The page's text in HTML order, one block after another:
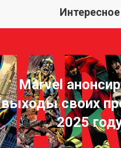
Интересное
Marvel
выходы своих
2025